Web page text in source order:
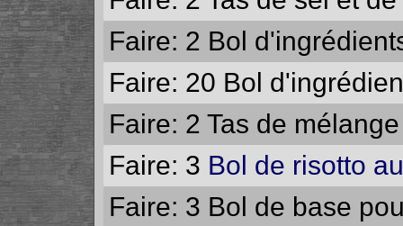
Faire: 2 Bol
Faire: 20 Bol
Faire: 2 Tas de
Faire: 3 Bol de risotto
Faire: 3 Bol de base